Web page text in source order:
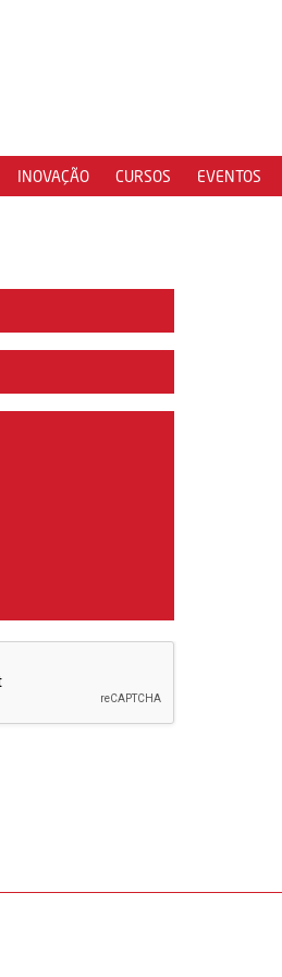
INOVAÇÃO CURSOS EVENTOS